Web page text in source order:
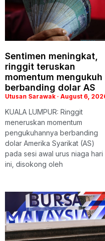
Sentimen meningkat,
ringgit teruskan
momentum mengukuh
berbanding dolar AS
Utusan Sarawak August 6,
KUALA LUMPUR: Ringgit
meneruskan momentum
pengukuhannya berbanding
dolar Amerika Syarikat (AS)
pada sesi awal urus niaga hari
ini, disokong oleh